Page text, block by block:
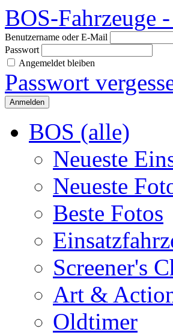
BOS-Fahrzeuge
Benutzername oder E-Mail
Passwort
Angemeldet bleiben
Passwort
BOS (alle)
Neueste
Neueste
Beste Fotos
Screener's
Art &
Oldtimer